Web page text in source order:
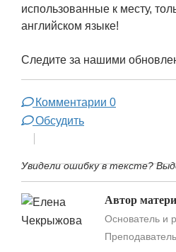
использованные к месту,
английском языке!
Следите за нашими
Комментарии 0
Обсудить
Увидели ошибку в тексте?
Автор
Основатель и